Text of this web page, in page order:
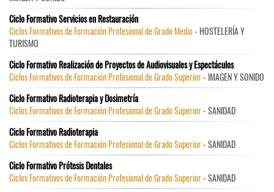
Ciclo Formativo Servicios en Restauración
Ciclos Formativos de Formación Profesional de Grado Medio- HOSTELERÍA Y
TURISMO
Ciclo Formativo Realización de Proyectos de Audiovisuales y Espectáculos
Ciclos Formativos de Formación Profesional de Grado Superior- IMAGEN Y SONIDO
Ciclo Formativo Radioterapia y Dosimetría
Ciclos Formativos de Formación Profesional de Grado Superior- SANIDAD
Ciclo Formativo Radioterapia
Ciclos Formativos de Formación Profesional de Grado Superior- SANIDAD
Ciclo Formativo Prótesis Dentales
Ciclos Formativos de Formación Profesional de Grado Superior- SANIDAD